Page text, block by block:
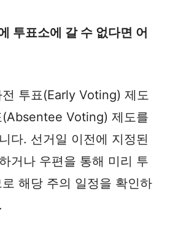
투표소에 갈 수 없다면 어
투표(Early Voting) 제도
(Absentee Voting) 제도를
다. 선거일 이전에 지정된
거나 우편을 통해 미리 투
해당 주의 일정을 확인하